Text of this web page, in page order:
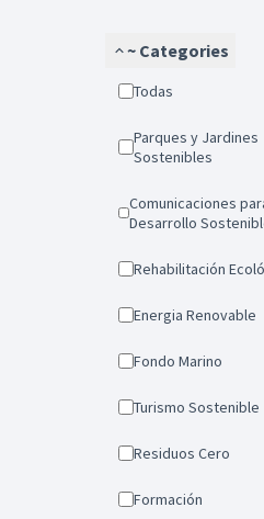
~ Categories
Todas
Parques y Jardines
Sostenibles
Comunicaciones para un
Desarrollo
Rehabilitación
Energia Renovable
Fondo Marino
Turismo Sostenible
Residuos Cero
Formación